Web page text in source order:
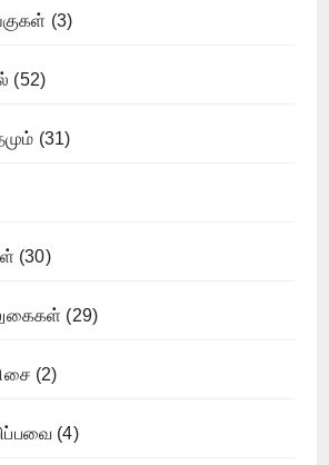
(3)
(52)
(31)
(30)
(29)
(2)
(4)